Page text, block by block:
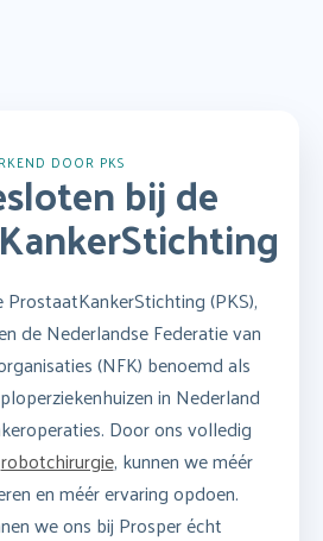
DOOR PKSbij de
(PKS),
de Nederlandse Federatie van
(NFK) benoemd als
in Nederland
Door ons volledig
robotchirurgie, kunnen we méér
en méér ervaring opdoen.
we ons bij Prosper écht